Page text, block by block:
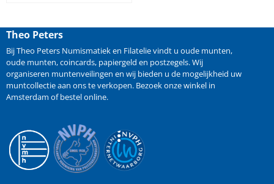
Theo Peters
Bij Theo Peters Numismatiek en Filatelie vindt u oude munten,
oude munten,coincards, papiergeld en postzegels. Wij
organiseren muntenveilingen en wij bieden u de mogelijkheid uw
muntcollectie aan ons te verkopen. Bezoek onze winkel in
Amsterdam of bestel online.